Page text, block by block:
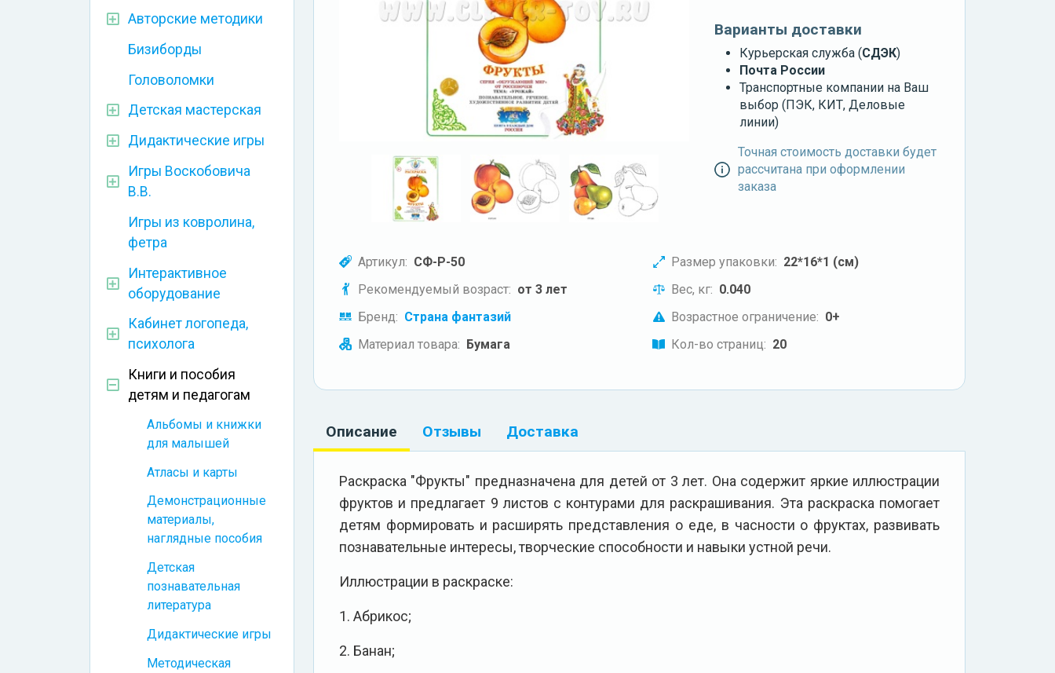
Авторские методики
Бизиборды
Головоломки
Детская мастерская
Дидактические игры
Игры Воскобовича
В.В.
Игры из ковролина,
фетра
Интерактивное
оборудование
Кабинет логопеда,
психолога
Книги и пособия
детям и педагогам
Альбомы и книжки
для малышей
Атласы и карты
Демонстрационные
материалы,
наглядные пособия
Детская
познавательная
литература
Дидактические игры
Методическая
Варианты доставки
Курьерская служба (СДЭК)
Почта России
Транспортные компании на Ваш
выбор (ПЭК, КИТ, Деловые
линии)
Точная стоимость доставки будет
рассчитана при оформлении
заказа
Артикул: СФ-Р-50
Рекомендуемый возраст: от 3 лет
Бренд: Страна фантазий
Материал товара: Бумага
Размер упаковки: 22*16*1 (см)
Вес, кг: 0.040
Возрастное ограничение: 0+
Кол-во страниц: 20
Описание Отзывы Доставка
Раскраска "Фрукты" предназначена для детей от 3 лет. Она содержит яркие иллюстрации
фруктов и предлагает 9 листов с контурами для раскрашивания. Эта раскраска помогает
детям формировать и расширять представления о еде, в часности о фруктах, развивать
познавательные интересы, творческие способности и навыки устной речи.
Иллюстрации в раскраске:
1. Абрикос;
2. Банан;